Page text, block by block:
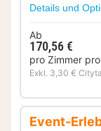
Details und
Ab
170,56 €
pro Zimmer
Exkl. 3,30 €
Event-